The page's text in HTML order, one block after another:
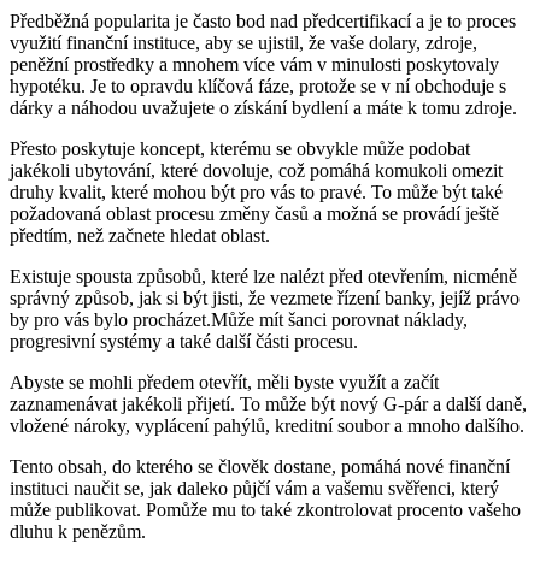
Předběžná popularita je často bod nad předcertifikací a je to proces
využití finanční instituce, aby se ujistil, že vaše dolary, zdroje,
peněžní prostředky a mnohem více vám v minulosti poskytovaly
hypotéku. Je to opravdu klíčová fáze, protože se v ní obchoduje s
dárky a náhodou uvažujete o získání bydlení a máte k tomu zdroje.
Přesto poskytuje koncept, kterému se obvykle může podobat
jakékoli ubytování, které dovoluje, což pomáhá komukoli omezit
druhy kvalit, které mohou být pro vás to pravé. To může být také
požadovaná oblast procesu změny časů a možná se provádí ještě
předtím, než začnete hledat oblast.
Existuje spousta způsobů, které lze nalézt před otevřením, nicméně
správný způsob, jak si být jisti, že vezmete řízení banky, jejíž právo
by pro vás bylo procházet.Může mít šanci porovnat náklady,
progresivní systémy a také další části procesu.
Abyste se mohli předem otevřít, měli byste využít a začít
zaznamenávat jakékoli přijetí. To může být nový G-pár a další daně,
vložené nároky, vyplácení pahýlů, kreditní soubor a mnoho dalšího.
Tento obsah, do kterého se člověk dostane, pomáhá nové finanční
instituci naučit se, jak daleko půjčí vám a vašemu svěřenci, který
může publikovat. Pomůže mu to také zkontrolovat procento vašeho
dluhu k penězům.